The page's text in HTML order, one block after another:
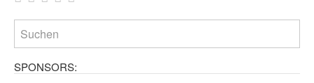
SPONSORS: